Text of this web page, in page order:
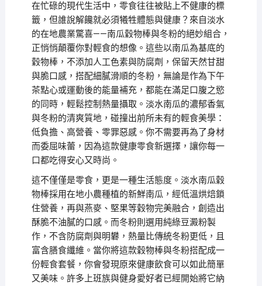
在忙碌的現代生活中，零食往往被貼上不健康的標
籤，但誰說解饞就必須犧牲體態與健康？來自淡水
的在地農業驚喜——南瓜穀物棒與冬粉的絕妙組合，
正悄悄顛覆你對輕食的想像。這些以南瓜為基底的
穀物棒，不添加人工色素與防腐劑，保留天然甘甜
與脆口感，搭配細膩滑順的冬粉，無論是作為下午
茶點心或運動後的能量補充，都能在滿足口腹之慾
的同時，輕鬆控制熱量攝取。淡水南瓜的濃郁香氣
與冬粉的清爽質地，碰撞出前所未有的輕食美學：
低負擔、高營養、零罪惡感。你不需要再為了身材
而委屈味蕾，因為這款健康零食新選擇，讓你每一
口都吃得安心又時尚。
這不僅僅是零食，更是一種生活態度。淡水南瓜穀
物棒採用在地小農種植的新鮮南瓜，經低溫烘焙鎖
住營養，再與燕麥、堅果等穀物完美融合，創造出
酥脆不油膩的口感。而冬粉則選用純綠豆澱粉製
作，不含防腐劑與明礬，熱量比傳統冬粉更低，且
富含膳食纖維。當你將這款穀物棒與冬粉搭配成一
份輕食套餐，你會發現原來健康飲食可以如此簡單
又美味。許多上班族與健身愛好者已經開始將它納